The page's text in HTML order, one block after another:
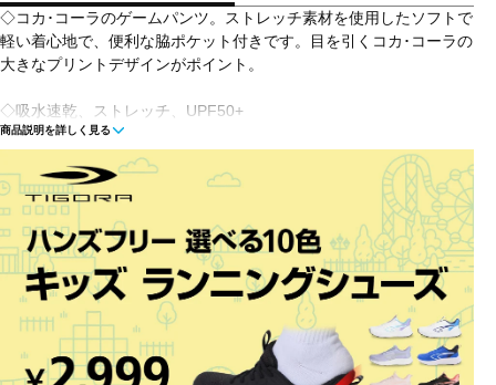
◇コカ･コーラのゲームパンツ。ストレッチ素材を使用したソフトで
軽い着心地で、便利な脇ポケット付きです。目を引くコカ･コーラの
大きなプリントデザインがポイント。
◇吸水速乾、ストレッチ、UPF50+
■カラー(メーカー表記):
ネイビー(4700)
ホワイト(7300)
ブラック(8700)
■素材:ポリエステル100%
■生産国:中国
■2026年モデル
商品説明を詳しく見る